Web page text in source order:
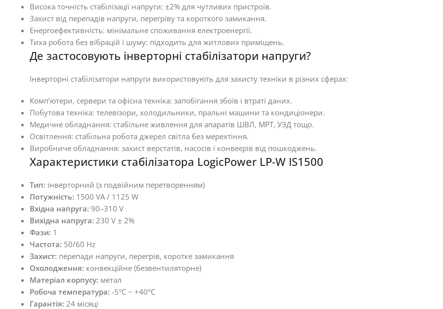
Висока точність стабілізації напруги: ±2% для чутливих пристроїв.
Захист від перепадів напруги, перегріву та короткого замикання.
Енергоефективність: мінімальне споживання електроенергії.
Тиха робота без вібрацій і шуму: підходить для житлових приміщень.
Де застосовують інверторні стабілізатори напруги?
Інверторні стабілізатори напруги використовують для захисту техніки в різних сферах:
Комп’ютери, сервери та офісна техніка: запобігання збоїв і втраті даних.
Побутова техніка: телевізори, холодильники, пральні машини та кондиціонери.
Медичне обладнання: стабільне живлення для апаратів ШВЛ, МРТ, УЗД тощо.
Освітлення: стабільна робота джерел світла без мерехтіння.
Виробниче обладнання: захист верстатів, насосів і конвеєрів від пошкоджень.
Характеристики стабілізатора LogicPower LP-W IS1500
Тип: інверторний (з подвійним перетворенням)
Потужність: 1500 VA / 1125 W
Вхідна напруга: 90–310 V
Вихідна напруга: 230 V ± 2%
Фази: 1
Частота: 50/60 Hz
Захист: перепади напруги, перегрів, коротке замикання
Охолодження: конвекційне (безвентиляторне)
Матеріал корпусу: метал
Робоча температура: -5°C ~ +40°C
Гарантія: 24 місяці